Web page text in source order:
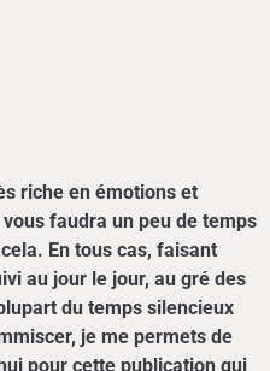
riche en émotions et
faudra un peu de temps
En tous cas, faisant
au jour le jour, au gré des
du temps silencieux
je me permets de
pour cette publication qui